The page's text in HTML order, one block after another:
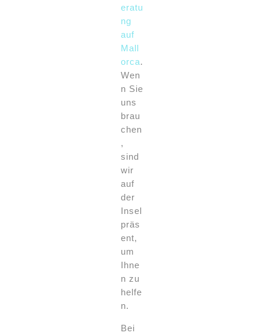
eratu
ng
auf
Mall
orca.
Wen
n Sie
uns
brau
chen
,
sind
wir
auf
der
Insel
präs
ent,
um
Ihne
n zu
helfe
n.
Bei